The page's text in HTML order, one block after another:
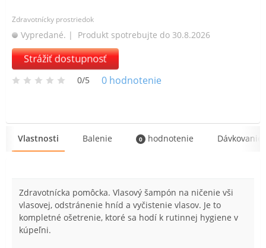
Zdravotnícky prostriedok
Vypredané. | Produkt spotrebujte do 30.8.2026
Strážiť dostupnosť
0/5 0 hodnotenie
Vlastnosti Balenie 0 hodnotenie Dávkovanie
Zdravotnícka pomôcka. Vlasový šampón na ničenie vši
vlasovej, odstránenie hníd a vyčistenie vlasov. Je to
kompletné ošetrenie, ktoré sa hodí k rutinnej hygiene v
kúpeľni.